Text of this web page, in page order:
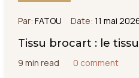
Par: FATOU Date: 11 mai
Tissu brocart : le
9 min read 0 comment